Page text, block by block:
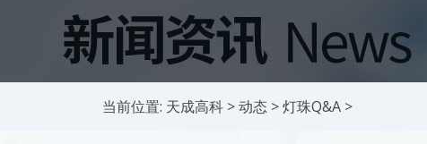
当前位置: 天成高科 >动态 >灯珠Q&A >